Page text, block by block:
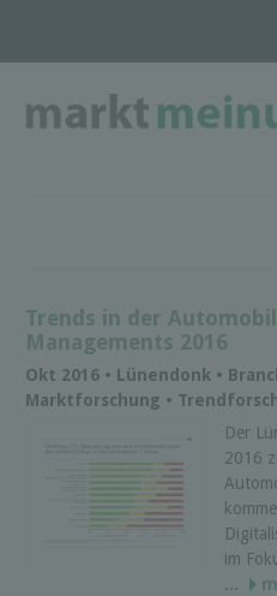
Trends in der
Managements 2016
Okt 2016 • Lünendonk •
Marktforschung •
Der
2016
im
...